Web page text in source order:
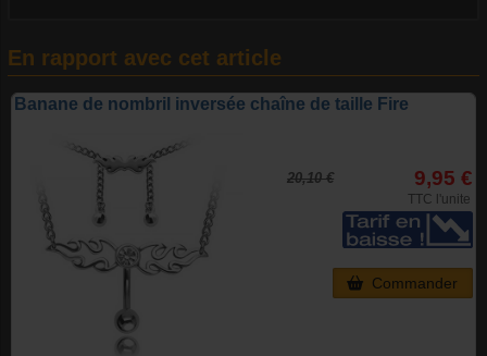
En rapport avec cet article
Banane de nombril inversée chaîne de taille Fire
20,10 € 9,95 €
TTC l'unite
Commander